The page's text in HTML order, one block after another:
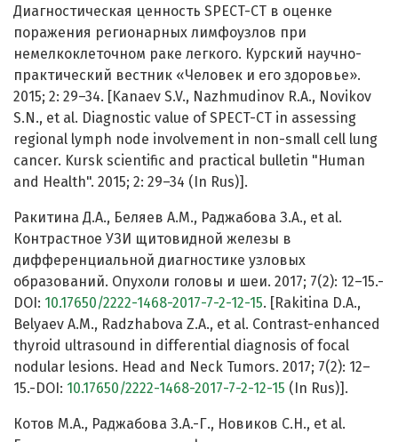
Диагностическая ценность SPECT-CT в оценке
поражения регионарных лимфоузлов при
немелкоклеточном раке легкого. Курский научно-
практический вестник «Человек и его здоровье».
2015; 2: 29–34. [Kanaev S.V., Nazhmudinov R.A., Novikov
S.N., et al. Diagnostic value of SPECT-CT in assessing
regional lymph node involvement in non-small cell lung
cancer. Kursk scientific and practical bulletin "Human
and Health". 2015; 2: 29–34 (In Rus)].
Ракитина Д.А., Беляев А.М., Раджабова З.А., et al.
Контрастное УЗИ щитовидной железы в
дифференциальной диагностике узловых
образований. Опухоли головы и шеи. 2017; 7(2): 12–15.-
DOI: 10.17650/2222-1468-2017-7-2-12-15. [Rakitina D.A.,
Belyaev A.M., Radzhabova Z.A., et al. Contrast-enhanced
thyroid ultrasound in differential diagnosis of focal
nodular lesions. Head and Neck Tumors. 2017; 7(2): 12–
15.-DOI: 10.17650/2222-1468-2017-7-2-12-15 (In Rus)].
Котов М.А., Раджабова З.А.-Г., Новиков С.Н., et al.